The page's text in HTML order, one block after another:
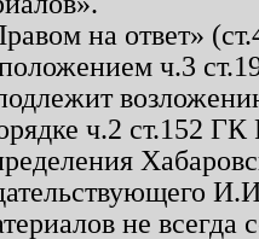
на ответ»
ч.3
ч.2 ст.152
не